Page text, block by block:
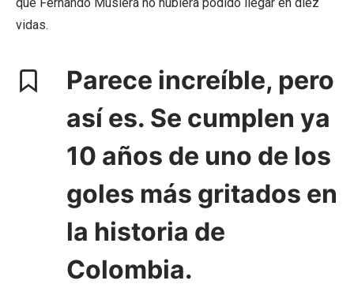
vidas.
Parece increíble, pero
así es. Se cumplen ya
10 años de uno de los
goles más gritados en
la historia de
Colombia.